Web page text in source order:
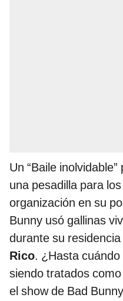
Un “Baile inolvidable”
una pesadilla para los
organización en su
Bunny usó gallinas
durante su
Rico. ¿Hasta
siendo tratados
el show de Bad